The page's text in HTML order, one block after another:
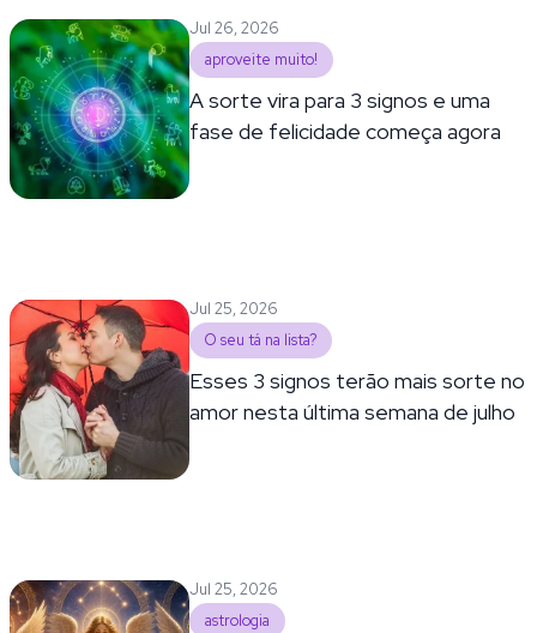
Jul 26, 2026
aproveite muito!
A sorte vira para 3 signos e uma
fase de felicidade começa agora
Jul 25, 2026
O seu tá na lista?
Esses 3 signos terão mais sorte no
amor nesta última semana de julho
Jul 25, 2026
astrologia